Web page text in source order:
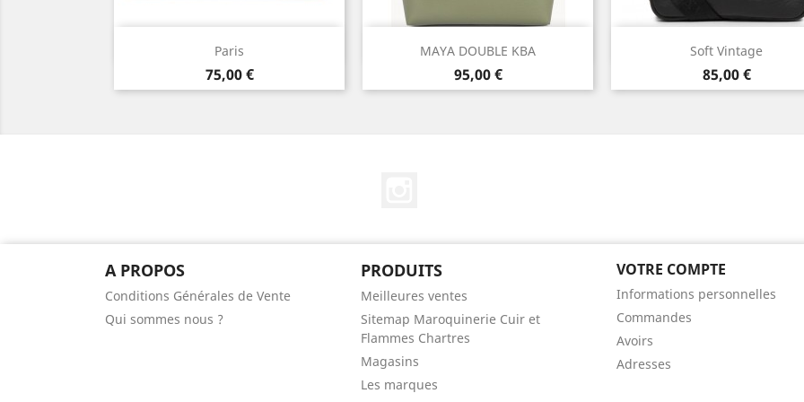
Paris
Prix
75,00 €
Aperçu rapide MAYA DOUBLE KBA
Prix
95,00 €
Aperçu rapide Soft Vintage
Prix
85,00 €
Aperçu rapide
A PROPOS
Conditions Générales de Vente
Qui sommes nous ?
PRODUITS
Meilleures ventes
Sitemap Maroquinerie Cuir et
Flammes Chartres
Magasins
Les marques
VOTRE COMPTE
Informations personnelles
Commandes
Avoirs
Adresses